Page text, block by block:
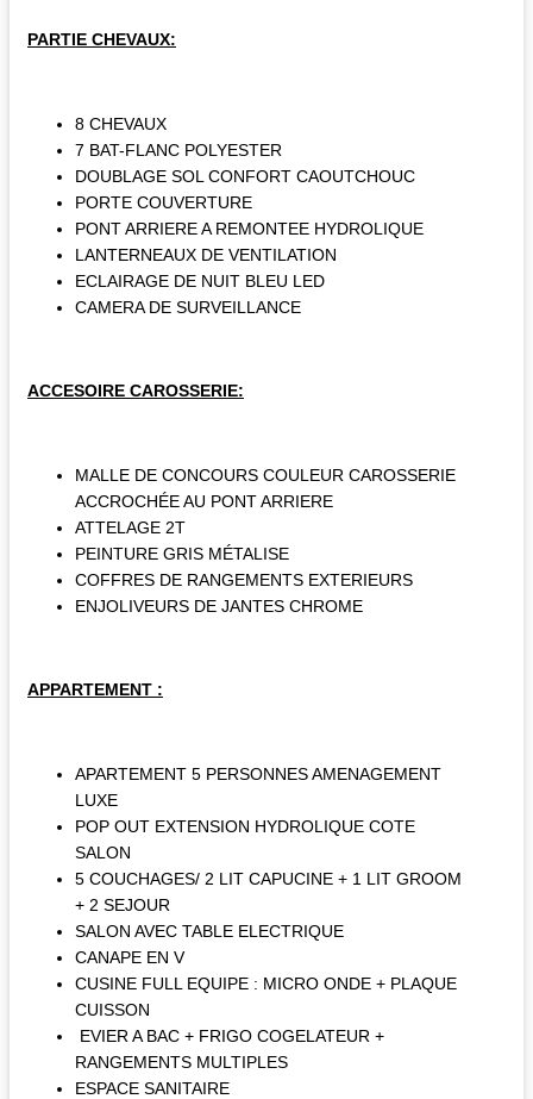
PARTIE CHEVAUX:
8 CHEVAUX
7 BAT-FLANC POLYESTER
DOUBLAGE SOL CONFORT CAOUTCHOUC
PORTE COUVERTURE
PONT ARRIERE A REMONTEE HYDROLIQUE
LANTERNEAUX DE VENTILATION
ECLAIRAGE DE NUIT BLEU LED
CAMERA DE SURVEILLANCE
ACCESOIRE CAROSSERIE:
MALLE DE CONCOURS COULEUR CAROSSERIE
ACCROCHÉE AU PONT ARRIERE
ATTELAGE 2T
PEINTURE GRIS MÉTALISE
COFFRES DE RANGEMENTS EXTERIEURS
ENJOLIVEURS DE JANTES CHROME
APPARTEMENT :
APARTEMENT 5 PERSONNES AMENAGEMENT
LUXE
POP OUT EXTENSION HYDROLIQUE COTE
SALON
5 COUCHAGES/ 2 LIT CAPUCINE + 1 LIT GROOM
+ 2 SEJOUR
SALON AVEC TABLE ELECTRIQUE
CANAPE EN V
CUSINE FULL EQUIPE : MICRO ONDE + PLAQUE
CUISSON
EVIER A BAC + FRIGO COGELATEUR +
RANGEMENTS MULTIPLES
ESPACE SANITAIRE